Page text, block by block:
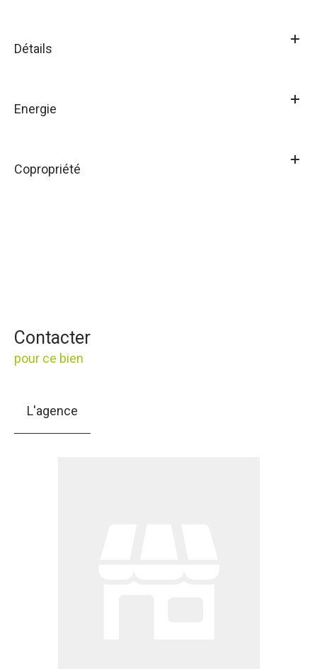
Détails
Energie
Copropriété
Contacter
pour ce bien
L'agence